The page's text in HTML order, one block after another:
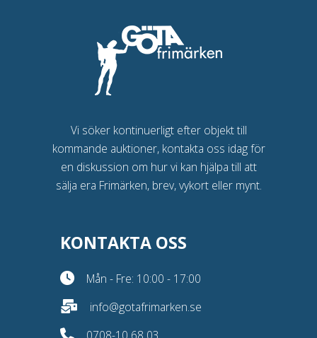
Vi söker kontinuerligt efter objekt till
kommande auktioner, kontakta oss idag för
en diskussion om hur vi kan hjälpa till att
sälja era Frimärken, brev, vykort eller mynt.
KONTAKTA OSS
Mån - Fre: 10:00 - 17:00
info@gotafrimarken.se